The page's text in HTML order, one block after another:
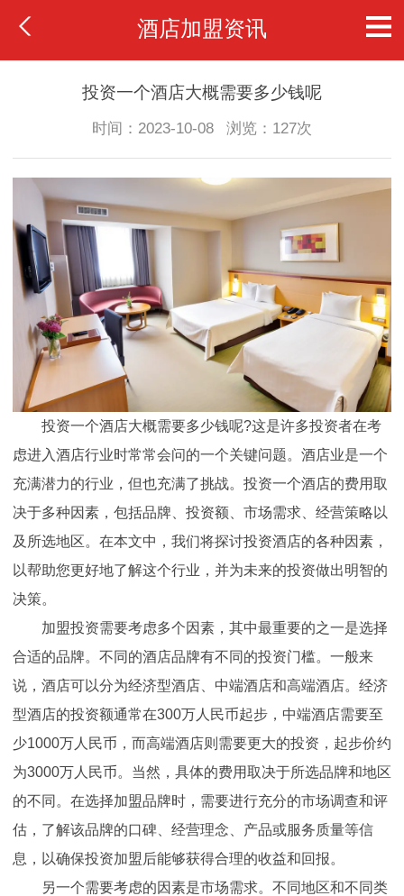
酒店加盟资讯
投资一个酒店大概需要多少钱呢
时间：2023-10-08 浏览：127次
投资一个酒店大概需要多少钱呢?这是许多投资者在考
虑进入酒店行业时常常会问的一个关键问题。酒店业是一个
充满潜力的行业，但也充满了挑战。投资一个酒店的费用取
决于多种因素，包括品牌、投资额、市场需求、经营策略以
及所选地区。在本文中，我们将探讨投资酒店的各种因素，
以帮助您更好地了解这个行业，并为未来的投资做出明智的
决策。
加盟投资需要考虑多个因素，其中最重要的之一是选择
合适的品牌。不同的酒店品牌有不同的投资门槛。一般来
说，酒店可以分为经济型酒店、中端酒店和高端酒店。经济
型酒店的投资额通常在300万人民币起步，中端酒店需要至
少1000万人民币，而高端酒店则需要更大的投资，起步价约
为3000万人民币。当然，具体的费用取决于所选品牌和地区
的不同。在选择加盟品牌时，需要进行充分的市场调查和评
估，了解该品牌的口碑、经营理念、产品或服务质量等信
息，以确保投资加盟后能够获得合理的收益和回报。
另一个需要考虑的因素是市场需求。不同地区和不同类